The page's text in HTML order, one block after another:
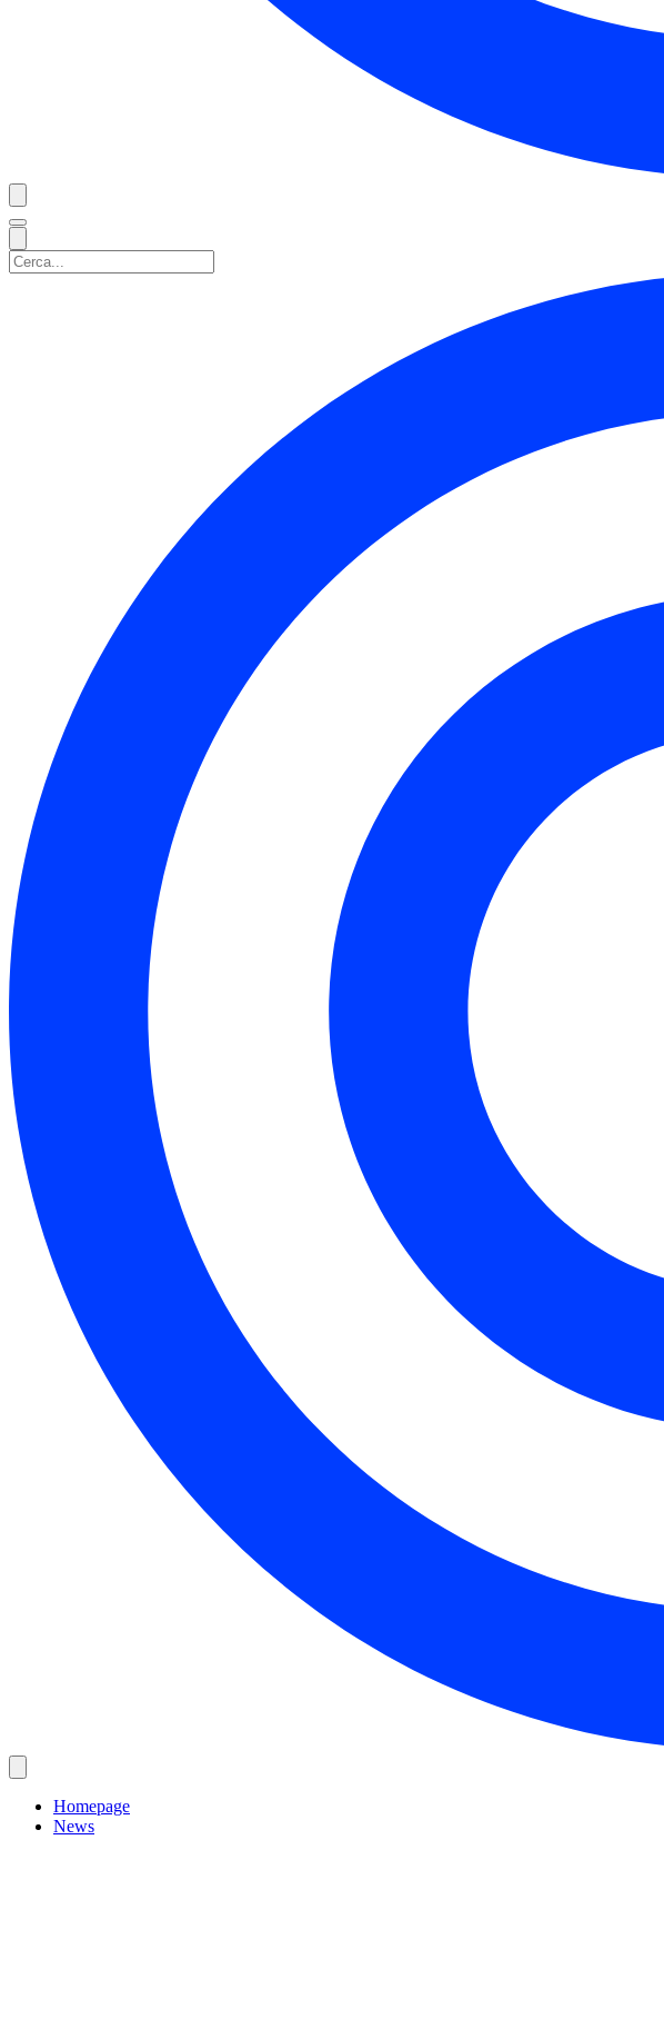
Homepage
News